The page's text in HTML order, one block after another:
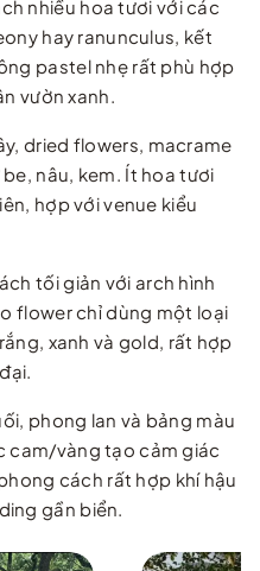
nhiều hoa tươi với các
hay ranunculus, kết
pastel nhẹ rất phù hợp
vườn xanh.
dried flowers, macrame
nâu, kem. Ít hoa tươi
hợp với venue kiểu
tối giản với arch hình
flower chỉ dùng một loại
xanh và gold, rất hợp
phong lan và bảng màu
cam/vàng tạo cảm giác
cách rất hợp khí hậu
gần biển.